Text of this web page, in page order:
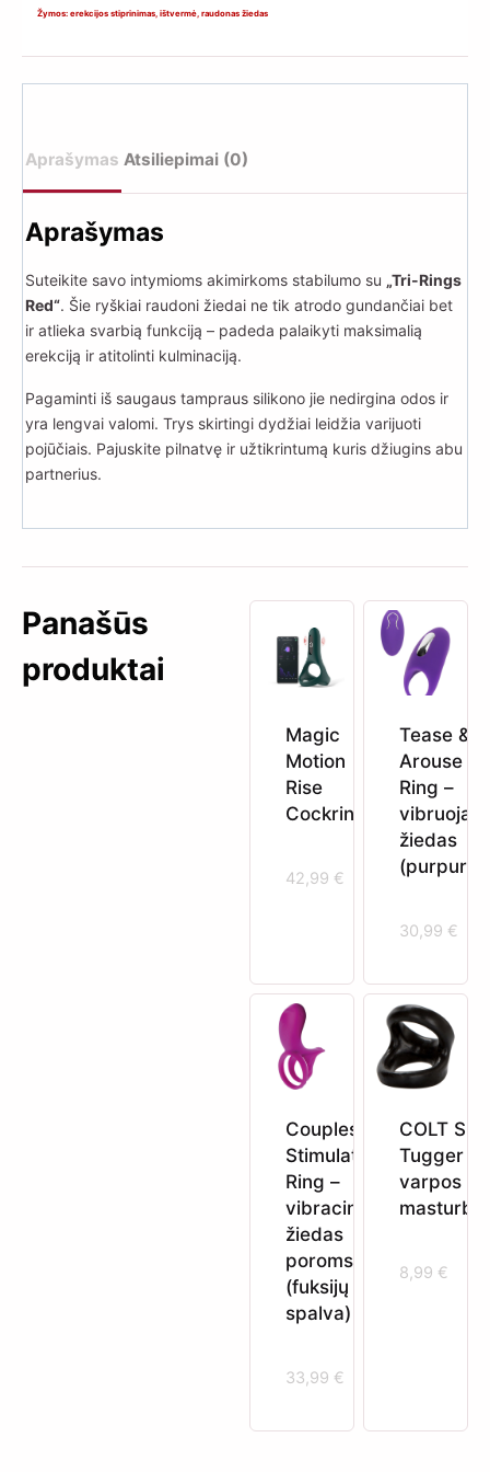
rinkinys
Žymos: erekcijos stiprinimas ištvermė raudonas žiedas
Aprašymas Atsiliepimai (0)
Aprašymas
Suteikite savo intymioms akimirkoms stabilumo su „Tri-Rings
Red“. Šie ryškiai raudoni žiedai ne tik atrodo gundančiai bet
ir atlieka svarbią funkciją – padeda palaikyti maksimalią
erekciją ir atitolinti kulminaciją.
Pagaminti iš saugaus tampraus silikono jie nedirgina odos ir
yra lengvai valomi. Trys skirtingi dydžiai leidžia varijuoti
pojūčiais. Pajuskite pilnatvę ir užtikrintumą kuris džiugins abu
partnerius.
Panašūs
produktai
Magic
Motion
Rise
Cockring
42,99 €
Tease &
Arouse
Ring –
žiedas
30,99 €
Couples
Stimulator
Ring –
vibracinis
žiedas
poroms
(fuksijų
spalva)
33,99 €
COLT
Tugger –
varpos
8,99 €